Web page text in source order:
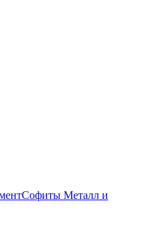
Софиты Металл и